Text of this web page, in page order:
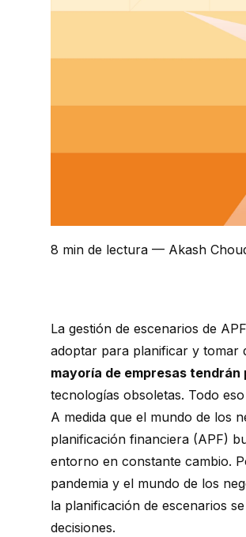
8 min de lectura — Akash
La gestión de escenarios de
adoptar para planificar y tomar
mayoría de empresas tendrán
tecnologías obsoletas. Todo
A medida que el mundo de los
planificación financiera (APF)
entorno en constante cambio.
pandemia y el mundo de los
la planificación de escenarios
decisiones.